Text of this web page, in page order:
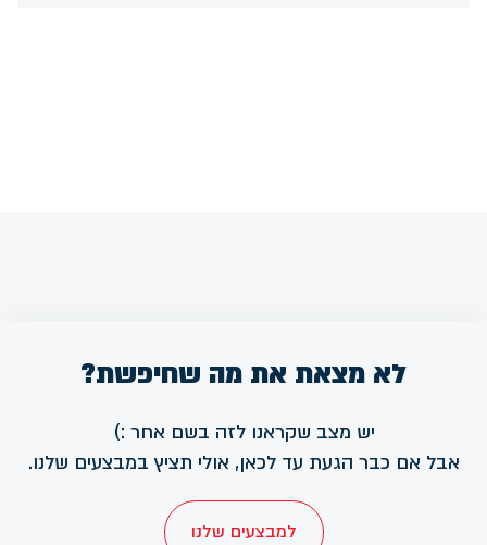
לא מצאת את מה שחיפשת?
יש מצב שקראנו לזה בשם אחר :)
אבל אם כבר הגעת עד לכאן, אולי תציץ במבצעים שלנו.
למבצעים שלנו